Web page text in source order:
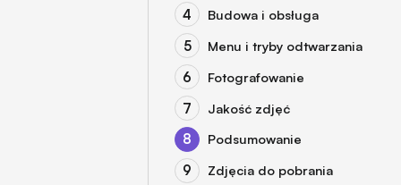
Budowa i obsługa
Menu i tryby odtwarzania
Fotografowanie
Jakość zdjęć
Podsumowanie
Zdjęcia do pobrania